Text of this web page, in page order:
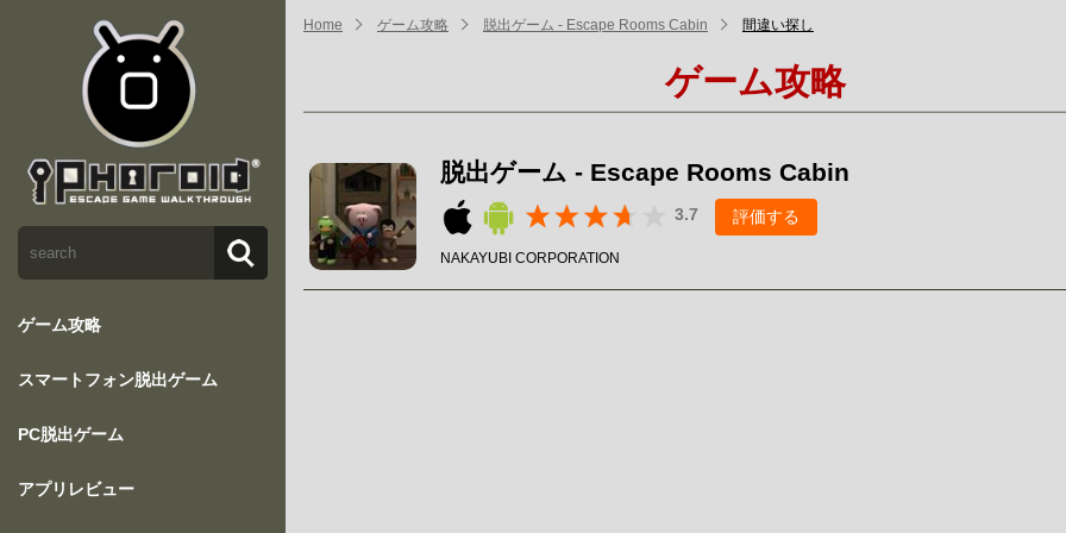
ゲーム攻略
スマートフォン脱出ゲーム
PC脱出ゲーム
アプリレビュー
Home ゲーム攻略 脱出ゲーム - Escape Rooms Cabin 間違い探し
ゲーム攻略
脱出ゲーム - Escape Rooms Cabin
3.7 評価する
NAKAYUBI CORPORATION